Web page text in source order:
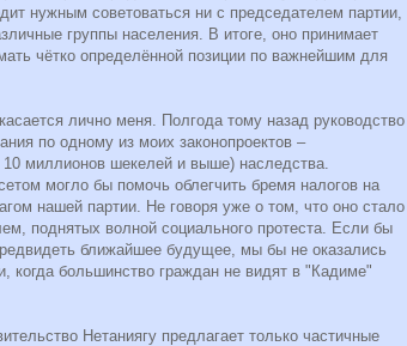
нужным советоваться ни с председателем партии,
группы населения. В итоге, оно принимает
чётко определённой позиции по важнейшим для
лично меня. Полгода тому назад руководство
по одному из моих законопроектов –
10 миллионов шекелей и выше) наследства.
могло бы помочь облегчить бремя налогов на
нашей партии. Не говоря уже о том, что оно стало
поднятых волной социального протеста. Если бы
ближайшее будущее, мы бы не оказались
большинство граждан не видят в "Кадиме"
Нетаниягу предлагает только частичные